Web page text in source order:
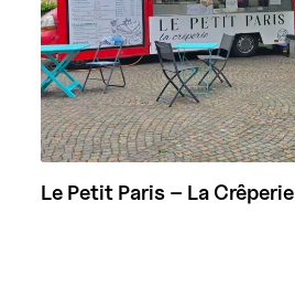
Le Petit Paris – La Crêperie